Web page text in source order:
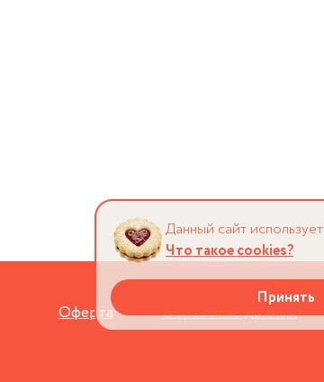
Оферта Обработка данных
Данный сайт использует
Что такое cookies?
Принять